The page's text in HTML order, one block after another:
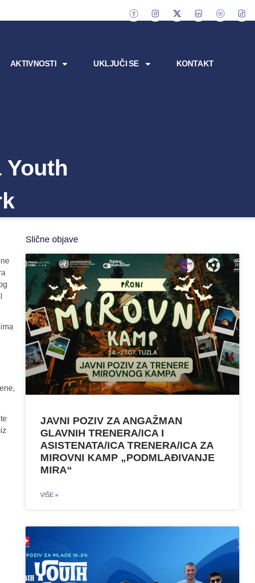
AKTIVNOSTI UKLJUČI SE KONTAKT
Slične objave
JAVNI POZIV ZA ANGAŽMAN
GLAVNIH TRENERA/ICA I
ASISTENATA/ICA TRENERA/ICA ZA
MIROVNI KAMP „PODMLAĐIVANJE
MIRA“
VIŠE »